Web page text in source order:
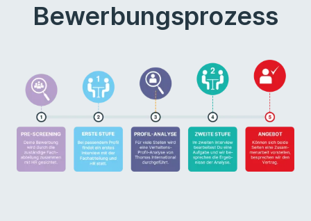
Bewerbungsprozess